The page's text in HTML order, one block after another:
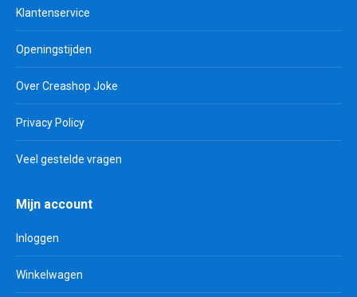
Klantenservice
Openingstijden
Over Creashop Joke
Privacy Policy
Veel gestelde vragen
Mijn account
Inloggen
Winkelwagen